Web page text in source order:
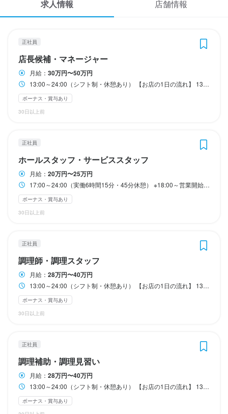
スカウト・メルマガ受信設定
掲載をご検討の店舗様へ
食べログ求人PRESS
プライバシーポリシー
利用規約
求人情報 店舗情報
正社員
店長候補・マネージャー
月給： 30万円〜50万円
13:00～24:00（シフト制・休憩あり） 【お店の1日の流れ】 13:00～18:00まで仕込み→18:00～営業開始
ボーナス・賞与あり
30日以上前
正社員
ホールスタッフ・サービススタッフ
月給： 20万円〜25万円
17:00～24:00（実働6時間15分・45分休憩） ※18:00～営業開始となります
ボーナス・賞与あり
30日以上前
正社員
調理師・調理スタッフ
月給： 28万円〜40万円
13:00～24:00（シフト制・休憩あり） 【お店の1日の流れ】 13:00～18:00まで仕込み→18:00～営業開始
ボーナス・賞与あり
30日以上前
正社員
調理補助・調理見習い
月給： 28万円〜40万円
13:00～24:00（シフト制・休憩あり） 【お店の1日の流れ】 13:00～18:00まで仕込み→18:00～営業開始
ボーナス・賞与あり
休日・休暇
(月8日休み)は必ず守ります！
GW休暇（5日間 ※2023年度実績）
夏季休暇（5日間 ※2023年度実績）
年末年始休暇（2023～2024年は12/30～1/8が休み・12日間）
個人経営の店舗で【年間休日120日】を実現できています
日曜定休 月8日以上休みあり 夏季休暇あり 年末年始休暇あり
待遇
スタッフ仲良し
社会保険完備
特徴
未経験者歓迎 独立希望者歓迎
【仕事内容】
カウンター10席の小さな焼き鳥店で、店長候補としてホール業
務・キッチン作業、そして店舗の運営全般をお任せします。
私たちは「お客様との会話を楽しみ、心のこもったサービスを届
けること」を大切にしているため、細かなマニュアルは設けてい
休日・休暇
内訳：土日休み→月3回／日月休み→月1回が基本
夏季休暇（5日間 ※2023年度実績）
年末年始休暇（2023～2024年は12/30～1/8が休み・12日間）
└お店自体がお休みとなるため、しっかりリフレッシュできます！
待遇
スタッフ仲良し
忘年会などの社内イベントも開催しています！
社会保険も完備
特徴
未経験者歓迎 独立希望者歓迎
仕事内容
当店は、カウンター10席だけの落ち着いた雰囲気が魅力の焼き鳥
店です。
お任せするのは、接客を中心としたホール業務や料理・ドリンク
の提供、メニュー差し替えなどのサポート業務。
お客様との会話を楽しみながら、心のこもったサービスを届けて
休日・休暇
(月8日休み)は必ず守ります！
GW休暇（5日間 ※2023年度実績）
夏季休暇（5日間 ※2023年度実績）
年末年始休暇（2023～2024年は12/30～1/8が休み・12日間）
個人経営の店舗で【年間休日120日】を実現できています
日曜定休 月8日以上休みあり 夏季休暇あり 年末年始休暇あり
待遇
スタッフ仲良し
社会保険完備
特徴
未経験者歓迎 独立希望者歓迎
【仕事内容】
当店はカウンター10席のみの小さな焼き鳥店です。
担当していただくのは、焼き鳥を中心とした調理全般に加え、料
理の説明やカウンター越しでの接客業務です。
接客を伴うため、単なる作業ではなく、お客様との会話を楽しみ
休日・休暇
(月8日休み)は必ず守ります！
GW休暇（5日間 ※2023年度実績）
夏季休暇（5日間 ※2023年度実績）
年末年始休暇（2023～2024年は12/30～1/8が休み・12日間）
個人経営の店舗で【年間休日120日】を実現できています
日曜定休 月8日以上休みあり 夏季休暇あり 年末年始休暇あり
待遇
スタッフ仲良し
社会保険完備
特徴
未経験者歓迎 独立希望者歓迎
【仕事内容】
当店はカウンター10席のみの小さな焼き鳥店です。
担当していただくのは、焼き鳥を中心とした調理全般に加え、料
理の説明やカウンター越しでの接客業務です。
接客を伴うため、単なる作業ではなく、お客様との会話を楽しみ
休日・休暇
内訳：土日休み→月3回／日月休み→月1回が基本
夏季休暇（5日間 ※2023年度実績）
年末年始休暇（2023～2024年は12/30～1/8が休み・12日間）
└お店自体がお休みとなるため、しっかりリフレッシュできます！
待遇
スタッフ仲良し
忘年会などの社内イベントも開催しています！
社会保険も完備
特徴
未経験者歓迎 独立希望者歓迎
仕事内容
当店は、カウンター10席だけの落ち着いた雰囲気が魅力の焼き鳥
店です。
お任せするのは、接客を中心としたホール業務や料理・ドリンク
の提供、メニュー差し替えなどのサポート業務。
お客様との会話を楽しみながら、心のこもったサービスを届けて
1日4h、週2日～OK
・18:00～23:00
・19:00～24:00 など
働き方はお気軽にご相談ください
24:00まで働ける方は大歓迎！
学生さん＆主婦（夫）さん活躍中
休日・休暇
シフト制（日曜定休）
日曜定休
社会保険完備（厚生年金・健康・雇用・労災）
社内イベントあり
社会保険完備
特徴
仕事内容
【仕事内容】
当店は、カウンター10席だけの落ち着いた雰囲気が自慢の焼き鳥
1日4h、週2日～OK
・18:00～23:00
・19:00～24:00 など
働き方はお気軽にご相談ください
24:00まで働ける方は大歓迎！
学生さん＆主婦（夫）さん活躍中
休日・休暇
シフト制（日曜定休）
日曜定休
社会保険完備（厚生年金・健康・雇用・労災）
社内イベントあり
社会保険完備
特徴
仕事内容
【仕事内容】
当店はカウンター10席の小規模な焼き鳥店です。
担当いただくのは、焼き鳥を中心とした調理全般に加え、料理の
1日4h、週2日～OK
・18:00～23:00
・19:00～24:00 など
働き方はお気軽にご相談ください
24:00まで働ける方は大歓迎！
学生さん＆主婦（夫）さん活躍中
休日・休暇
シフト制（日曜定休）
日曜定休
社会保険完備（厚生年金・健康・雇用・労災）
社内イベントあり
社会保険完備
特徴
仕事内容
【仕事内容】
当店はカウンター10席の小規模な焼き鳥店です。
担当いただくのは、焼き鳥を中心とした調理全般に加え、料理の
1日4h、週2日～OK
・18:00～23:00
・19:00～24:00 など
働き方はお気軽にご相談ください
24:00まで働ける方は大歓迎！
学生さん＆主婦（夫）さん活躍中
休日・休暇
シフト制（日曜定休）
日曜定休
社会保険完備（厚生年金・健康・雇用・労災）
社内イベントあり
社会保険完備
特徴
仕事内容
【仕事内容】
当店は、カウンター10席だけの落ち着いた雰囲気が自慢の焼き鳥